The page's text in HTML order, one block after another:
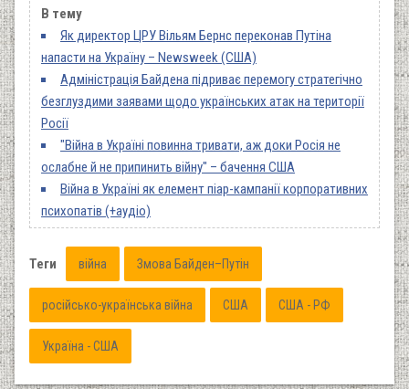
В тему
Як директор ЦРУ Вільям Бернс переконав Путіна
напасти на Україну – Newsweek (США)
Адміністрація Байдена підриває перемогу стратегічно
безглуздими заявами щодо українських атак на території
Росії
"Війна в Україні повинна тривати, аж доки Росія не
ослабне й не припинить війну" – бачення США
Війна в Україні як елемент піар-кампанії корпоративних
психопатів (+аудіо)
Теги війна Змова Байден–Путін
російсько-українська війна США США - РФ
Україна - США